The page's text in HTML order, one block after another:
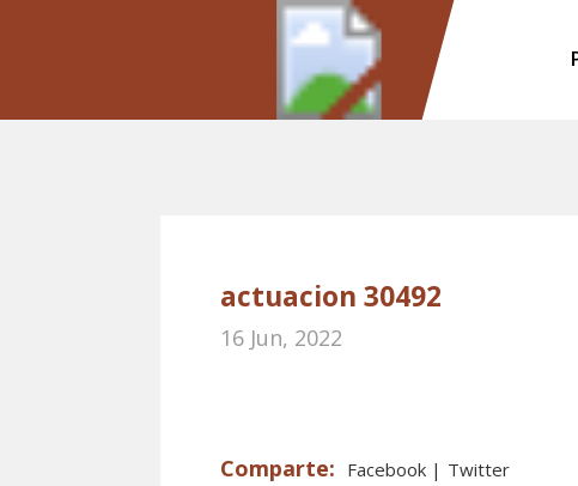
actuacion 30492
16 Jun, 2022
Facebook Twitter